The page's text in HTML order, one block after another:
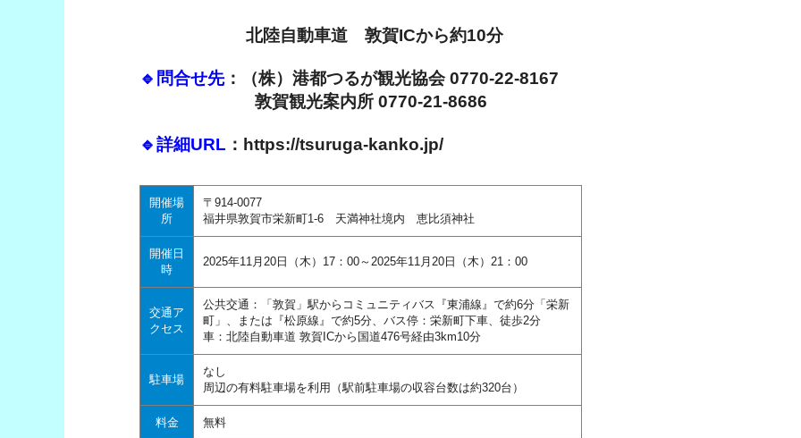
北陸自動車道 敦賀ICから約10分
🔹問合せ先：（株）港都つるが観光協会 0770-22-8167
敦賀観光案内所 0770-21-8686
🔹詳細URL ： https://tsuruga-kanko.jp/
開催場
所
〒914-0077
福井県敦賀市栄新町1-6 天満神社境内 恵比須神社
開催日
時
2025年11月20日（木）17：00～2025年11月20日（木）21：00
交通ア
クセス
公共交通：「敦賀」駅からコミュニティバス『東浦線』で約6分「栄新
町」、または『松原線』で約5分、バス停：栄新町下車、徒歩2分
車：北陸自動車道 敦賀ICから国道476号経由3km10分
駐車場
なし
周辺の有料駐車場を利用（駅前駐車場の収容台数は約320台）
料金 無料